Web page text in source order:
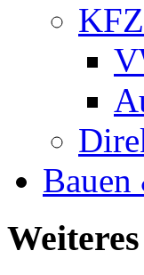
Bauen